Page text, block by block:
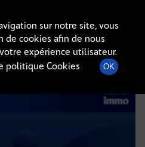
L'ÉPISODE
sur notre site, vous
de cookies afin de nous
expérience utilisateur.
politique Cookies
OK